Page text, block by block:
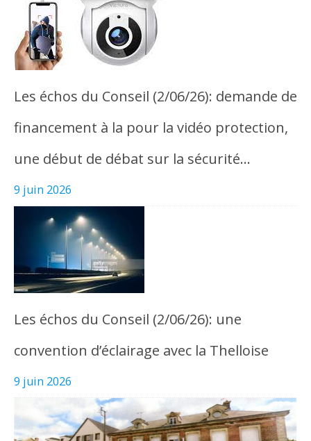
Les échos du Conseil (2/06/26): demande de
financement à la pour la vidéo protection,
une début de débat sur la sécurité…
9 juin 2026
Les échos du Conseil (2/06/26): une
convention d’éclairage avec la Thelloise
9 juin 2026